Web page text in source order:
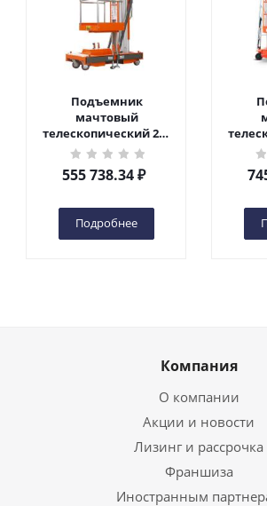
Подъемник
мачтовый
телескопический 200
кг 6 м TOR GTWY6-200S
DC 2-мачтовый
(автономный) (G) в
555 738.34₽
Подробнее
кг
Компания
О компании
Акции и новости
Лизинг и рассрочка
Франшиза
Иностранным